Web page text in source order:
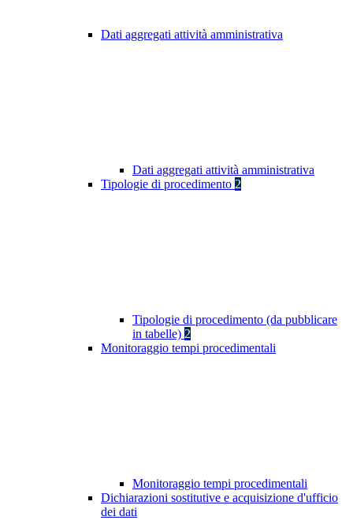
Dati aggregati attività amministrativa
Dati aggregati attività amministrativa
Tipologie di procedimento 2
Tipologie di procedimento (da pubblicare
in tabelle) 2
Monitoraggio tempi procedimentali
Monitoraggio tempi procedimentali
Dichiarazioni sostitutive e acquisizione d'ufficio
dei dati